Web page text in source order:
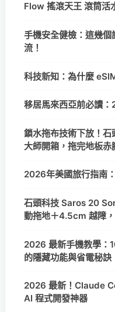
Flow 搖滾天王 滾筒活
手機安全健檢：這幾
流！
科技新知：為什麼
移居馬來西亞前必讀
鎖水拖布技術下放！
大師開箱，拖完地板赤
2026年美國旅行指南
石頭科技 Saros 20
動拖地＋4.5cm 越障
2026 最新手機教學：
的隱藏功能與省電秘訣
2026 最新！Claude
AI 程式開發神器